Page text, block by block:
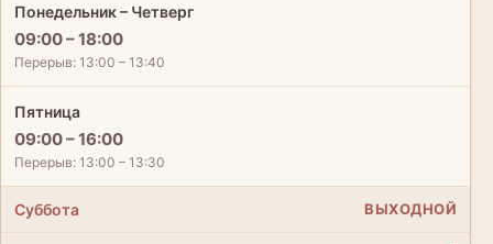
Понедельник – Четверг
09:00 – 18:00
Перерыв: 13:00 – 13:40
Пятница
09:00 – 16:00
Перерыв: 13:00 – 13:30
Суббота ВЫХОДНОЙ